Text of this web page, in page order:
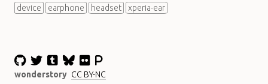
device
earphone headset xperia-ear
wonderstory CC BY-NC